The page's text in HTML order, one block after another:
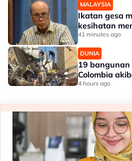
MALAYSIA
Ikatan gesa
kesihatan
41 minutes ago
DUNIA
19
Colombia
4 hours ago